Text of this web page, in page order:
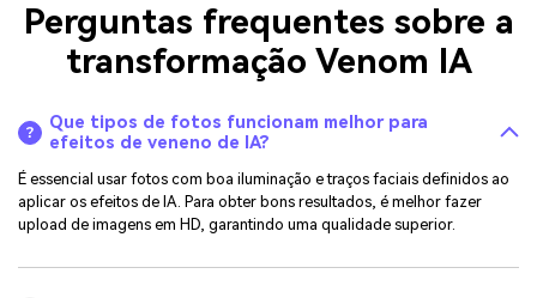
Perguntas frequentes sobre a
transformação Venom IA
Que tipos de fotos funcionam melhor para
efeitos de veneno de IA?
É essencial usar fotos com boa iluminação e traços faciais definidos ao
aplicar os efeitos de IA. Para obter bons resultados, é melhor fazer
upload de imagens em HD, garantindo uma qualidade superior.